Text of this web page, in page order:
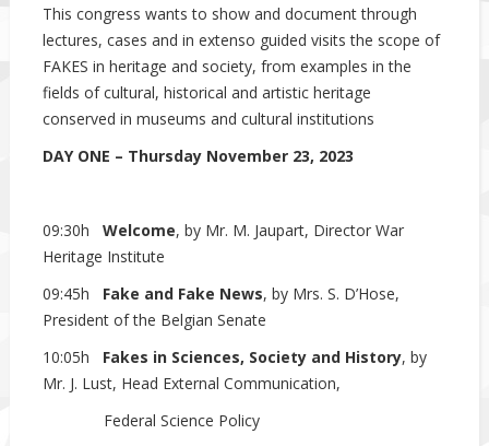
This congress wants to show and document through
lectures, cases and in extenso guided visits the scope of
FAKES in heritage and society, from examples in the
fields of cultural, historical and artistic heritage
conserved in museums and cultural institutions
DAY ONE – Thursday November 23, 2023
09:30h Welcome, by Mr. M. Jaupart, Director War
Heritage Institute
09:45h Fake and Fake News, by Mrs. S. D’Hose,
President of the Belgian Senate
10:05h Fakes in Sciences, Society and History, by
Mr. J. Lust, Head External Communication,
Federal Science Policy